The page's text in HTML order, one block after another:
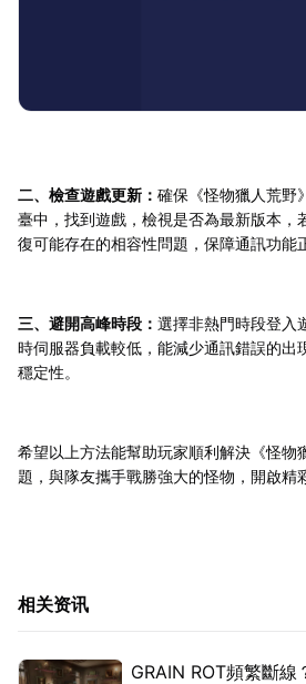
二、檢查遊戲更新： 確保《怪物獵人荒野
臺中，找到遊戲，檢視是否為最新版本，
復可能存在的相容性問題，保障通訊功能
三、避開高峰時段： 選擇非熱門時段登入
時伺服器負載較低，能減少通訊錯誤的出
穩定性。
希望以上方法能幫助玩家順利解決《怪物
題，與隊友攜手戰勝強大的怪物，開啟精
相关资讯
GRAIN ROT頻繁斷